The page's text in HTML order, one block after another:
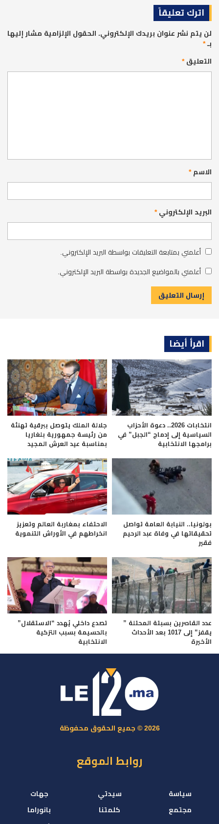
اترك تعليقاً
لن يتم نشر عنوان بريدك الإلكتروني. الحقول الإلزامية مشار إليها
بـ*
التعليق*
الاسم*
البريد الإلكتروني*
أعلمني بمتابعة التعليقات بواسطة البريد الإلكتروني.
أعلمني بالمواضيع الجديدة بواسطة البريد الإلكتروني.
اقرأ أيضا
انتخابات 2026.. دعوة الأحزاب
السياسية إلى إدماج “الجبل” في
برامجها الانتخابية
جلالة الملك يتوصل ببرقية تهنئة
من رئيسة جمهورية بلغاريا
بمناسبة عيد العرش المجيد
بولونيا.. النيابة العامة تواصل
تحقيقاتها في وفاة عبد الرحيم
فقير
الاحتفاء بمغاربة العالم وتعزيز
انخراطهم في الأوراش التنموية
عدد القاصرين بسبتة المحتلة ”
يقفز” إلى 1017 بعد الأحداث
الأخيرة
تصدع داخلي يُهدد “الاستقلال”
بالحسيمة بسبب التزكية
الانتخابية
2026 © جميع الحقوق محفوظة
روابط الموقع
سياسة
مجتمع
سيدتي
كلمتنا
جهات
بانوراما